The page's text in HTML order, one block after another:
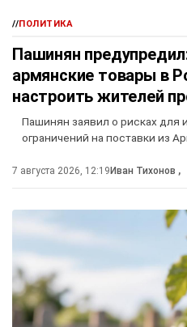
//ПОЛИТИКА
Пашинян
армянские товары в
настроить жителей
Пашинян заявил о рисках для
ограничений на поставки из
7 августа 2026, 12:19 Иван Тихонов ,